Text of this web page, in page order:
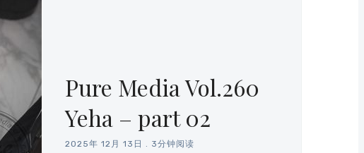
Pure Media Vol.260
Yeha – part 02
2025年 12月 13日 . 3分钟阅读